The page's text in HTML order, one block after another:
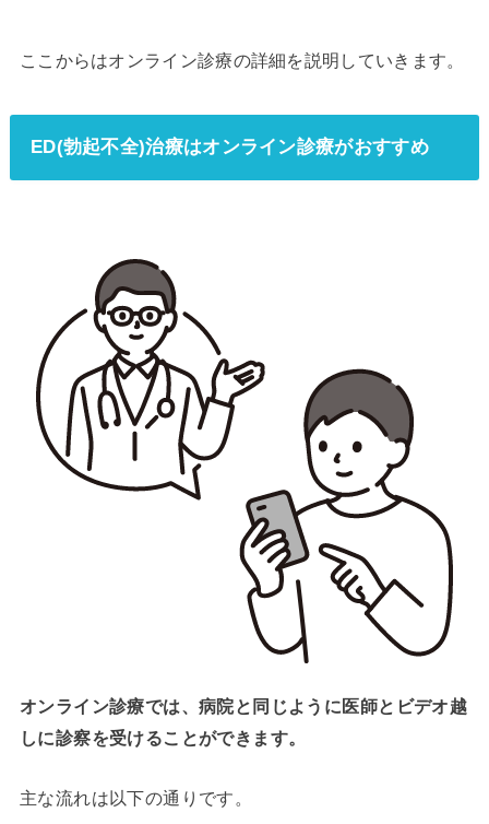
ここからはオンライン診療の詳細を説明していきます。
ED(勃起不全)治療はオンライン診療がおすすめ
オンライン診療では、病院と同じように医師とビデオ越
しに診察を受けることができます。
主な流れは以下の通りです。